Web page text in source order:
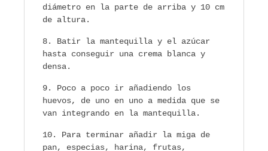
diámetro en la parte de arriba y 10 cm
de altura.
Batir la mantequilla y el azúcar
hasta conseguir una crema blanca y
densa.
Poco a poco ir añadiendo los
huevos, de uno en uno a medida que se
van integrando en la mantequilla.
Para terminar añadir la miga de
pan, especias, harina, frutas,